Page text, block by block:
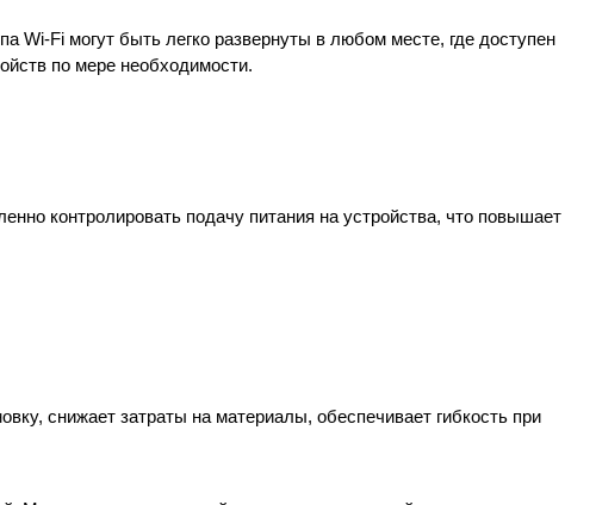
Wi-Fi могут быть легко развернуты в любом месте, где доступен
по мере необходимости.
контролировать подачу питания на устройства, что повышает
снижает затраты на материалы, обеспечивает гибкость при